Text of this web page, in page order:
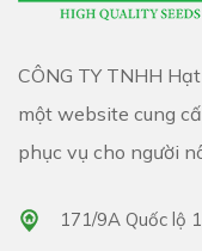
CÔNG TY TNHH
một website cung
phục vụ cho người
171/9A Quốc lộ